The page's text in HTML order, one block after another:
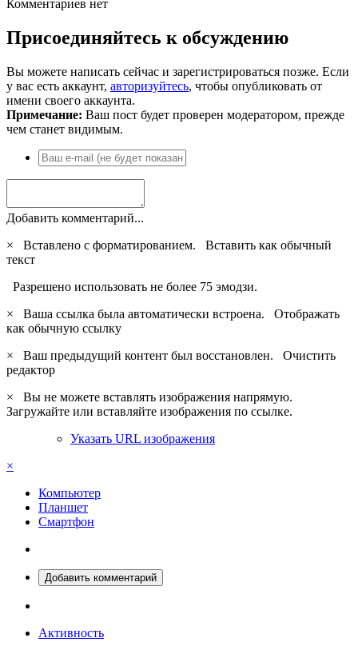
Комментариев нет
Присоединяйтесь к обсуждению
Вы можете написать сейчас и зарегистрироваться позже. Если
у вас есть аккаунт, авторизуйтесь, чтобы опубликовать от
имени своего аккаунта.
Примечание: Ваш пост будет проверен модератором, прежде
чем станет видимым.
Добавить комментарий...
×
Вставлено с форматированием. Вставить как обычный
текст
Разрешено использовать не более 75 эмодзи.
×
Ваша ссылка была автоматически встроена. Отображать
как обычную ссылку
×
Ваш предыдущий контент был восстановлен. Очистить
редактор
×
Вы не можете вставлять изображения напрямую.
Загружайте или вставляйте изображения по ссылке.
Указать URL изображения
×
Компьютер
Планшет
Смартфон
Добавить комментарий
Активность